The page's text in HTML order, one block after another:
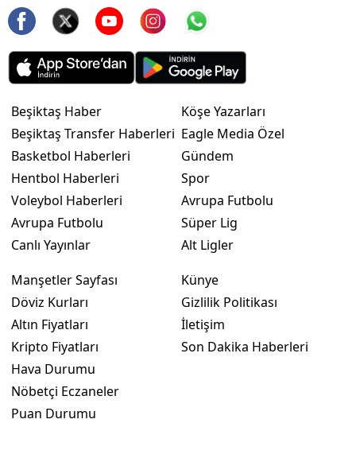
Beşiktaş Haber
Beşiktaş Transfer Haberleri
Basketbol Haberleri
Hentbol Haberleri
Voleybol Haberleri
Avrupa Futbolu
Canlı Yayınlar
Köşe Yazarları
Eagle Media Özel
Gündem
Spor
Avrupa Futbolu
Süper Lig
Alt Ligler
Manşetler Sayfası
Döviz Kurları
Altın Fiyatları
Kripto Fiyatları
Hava Durumu
Nöbetçi Eczaneler
Puan Durumu
Künye
Gizlilik Politikası
İletişim
Son Dakika Haberleri